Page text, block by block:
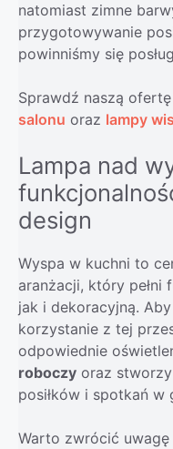
natomiast zimne
przygotowywanie
powinniśmy się
Sprawdź naszą ofertę
salonu oraz lampy
Lampa nad
design
Wyspa w kuchni to
aranżacji, który pełni
jak i dekoracyjną.
korzystanie z tej
odpowiednie
roboczy oraz
posiłków i spotkań w
Warto zwrócić